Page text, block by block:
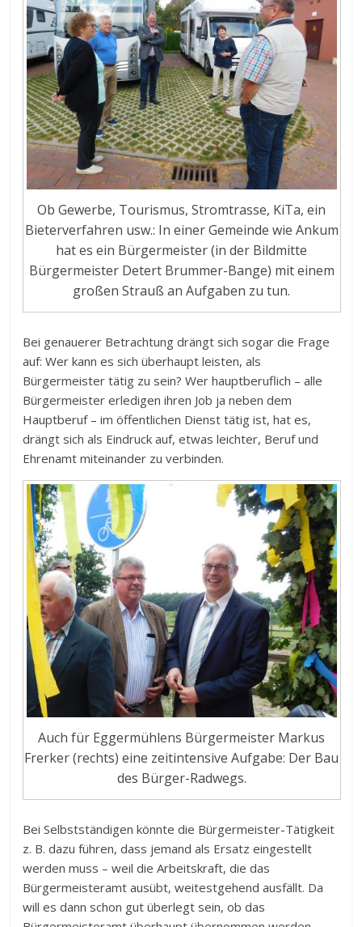
Ob Gewerbe, Tourismus, Stromtrasse, KiTa, ein
Bieterverfahren usw.: In einer Gemeinde wie Ankum
hat es ein Bürgermeister (in der Bildmitte
Bürgermeister Detert Brummer-Bange) mit einem
großen Strauß an Aufgaben zu tun.
Bei genauerer Betrachtung drängt sich sogar die Frage
auf: Wer kann es sich überhaupt leisten, als
Bürgermeister tätig zu sein? Wer hauptberuflich – alle
Bürgermeister erledigen ihren Job ja neben dem
Hauptberuf – im öffentlichen Dienst tätig ist, hat es,
drängt sich als Eindruck auf, etwas leichter, Beruf und
Ehrenamt miteinander zu verbinden.
Auch für Eggermühlens Bürgermeister Markus
Frerker (rechts) eine zeitintensive Aufgabe: Der Bau
des Bürger-Radwegs.
Bei Selbstständigen könnte die Bürgermeister-Tätigkeit
z. B. dazu führen, dass jemand als Ersatz eingestellt
werden muss – weil die Arbeitskraft, die das
Bürgermeisteramt ausübt, weitestgehend ausfällt. Da
will es dann schon gut überlegt sein, ob das